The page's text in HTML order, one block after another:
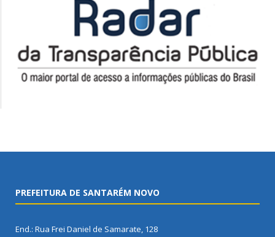
PREFEITURA DE SANTARÉM NOVO
End.: Rua Frei Daniel de Samarate, 128